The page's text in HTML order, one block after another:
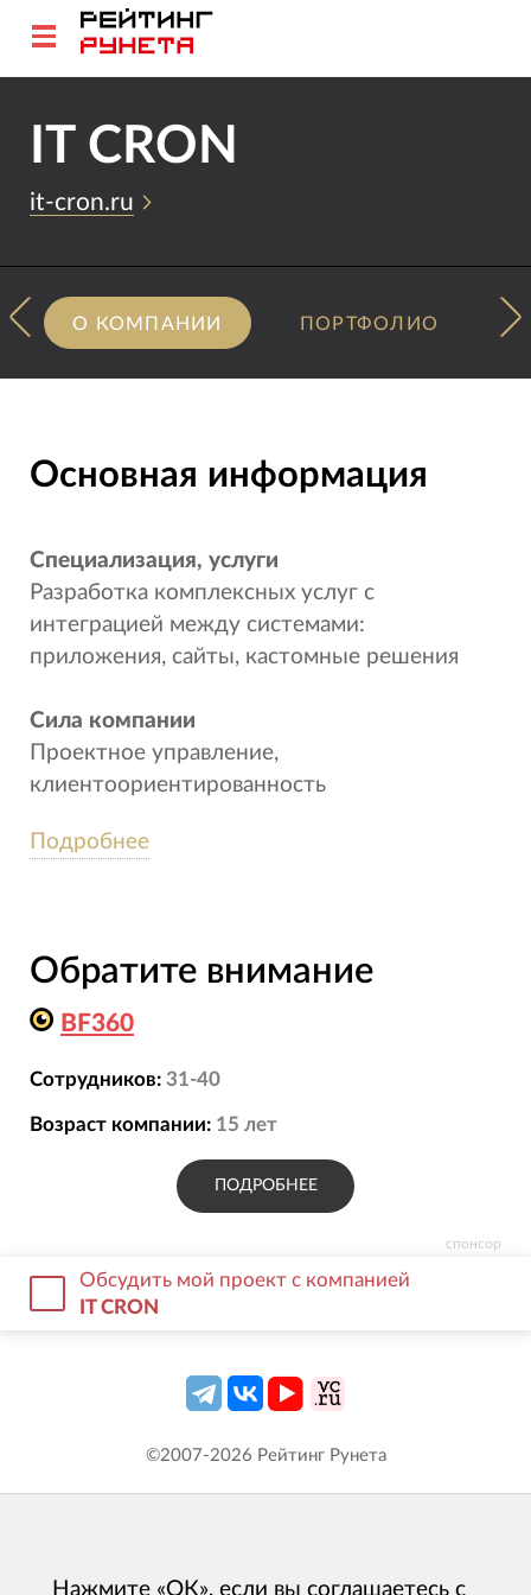
IT CRON
it-cron.ru
О КОМПАНИИ ПОРТФОЛИО
Основная информация
Специализация, услуги
Разработка комплексных услуг с
интеграцией между системами:
приложения, сайты, кастомные решения
Сила компании
Проектное управление,
клиентоориентированность
Особенности работы с заказчиками
используются наш собственный IT CRON
PMO Kit, состоящий из лучших практик
методологий проектного управления:
- Каждый этап содержит артефакты,
находится проект;
- Профессиональная коммуникация =
протоколы, встречи, без бюрократии,
- Прозрачность: дейли / викли,
промежуточные этапы работ.
Подробнее
спонсор
Обратите внимание
BF360
Сотрудников: 31-40
Возраст компании: 15 лет
ПОДРОБНЕЕ
Обсудить мой проект с компанией
IT CRON
©2007-2026 Рейтинг Рунета
Нажмите «ОК», если вы соглашаетесь с